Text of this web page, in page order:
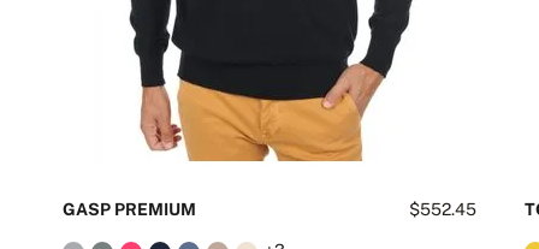
$552.45
GASP PREMIUM